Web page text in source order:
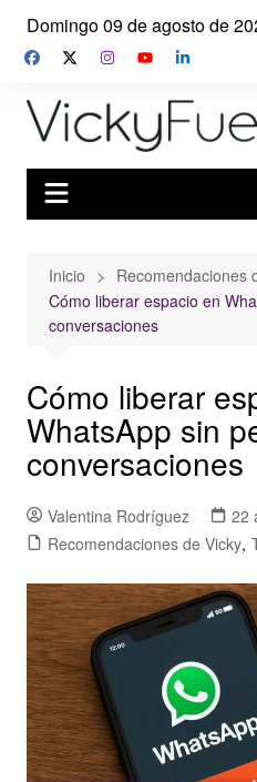
Saltar
contenido
Domingo 09 de agosto de
Inicio
Recomendaciones
Cómo liberar espacio en
conversaciones
Cómo liberar
WhatsApp sin
conversaciones
Valentina Rodríguez
22
Recomendaciones de Vicky,